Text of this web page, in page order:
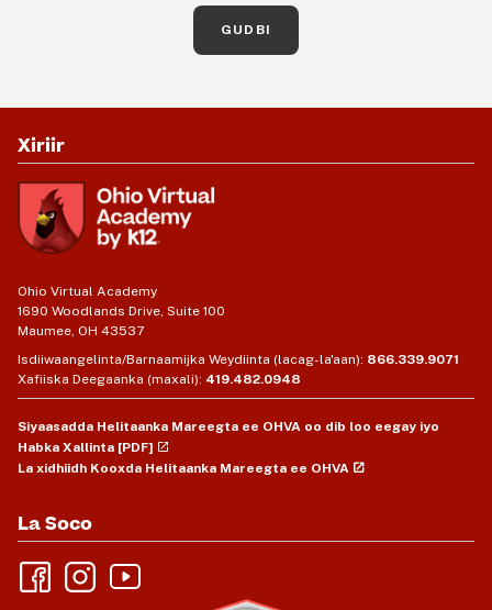
GUDBI
Xiriir
Ohio Virtual Academy
1690 Woodlands Drive, Suite 100
Maumee, OH 43537
Isdiiwaangelinta/Barnaamijka Weydiinta (lacag-la'aan): 866.339.9071
Xafiiska Deegaanka (maxali): 419.482.0948
Siyaasadda Helitaanka Mareegta ee OHVA oo dib loo eegay iyo
Habka Xallinta [PDF]
La xidhiidh Kooxda Helitaanka Mareegta ee OHVA
La Soco